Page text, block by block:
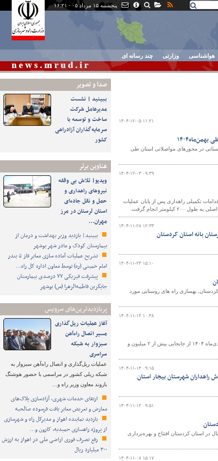
پنجشنبه ۱۵ مرداد ۰۵ - ۱۶:۲۱
هواشناسی وزارتی چند رسانه ای
صدا و تصوير
ببینید | نشست
مدیرعامل شرکت
ساخت و توسعه با
سرمایه‌گذاران آزادراهی
کشور
عناوین برتر
ویدیو| تلاش بی وقفه
نیروهای راهداری و
حمل و نقل جاده‌ای
استان لرستان در مرز
مهران…
ببینید| بازدید وزیر بهداشت و درمان از
بیمارستان کودک و مادر شهر بوشهر
تشریح عملیات آماده سازی معابر فاز ۵ بندر
امام خمینی (ره) توسط معاون اداره کل راه…
پیشرفت فیزیکی ۷۷ درصدی بیمارستان
جایگزین فاطمه‌الزهرا (س) بوشهر
پربازدیدترین‌های سرویس
آغاز عملیات ریل‌گذاری
مسیر اتصال راه‌آهن
سبزوار به شبکه
سراسری
عملیات ریل‌گذاری و اتصال راه‌آهن سبزوار به
شبکه ریلی کشور در مراسمی با حضور هوشنگ
بازوند معاون وزیر راه و…
ارتقای خدمات شهری، آزادسازی پلاک‌های
معارض و تعریض معابر بافت فرسوده صالحیه
بازدید نماینده اهواز و مدیرکل راه و شهرسازی
از پروژه راهسازی حمیدیه، کارون و…
رفع تصرف فوری اراضی ملی در اهواز به ارزش
۳۰۰ میلیارد ریال
۱۴۰۴-۱۲-۰۵ ۱۱:۲۱
کردستان از ثبت بیش از ۲.۴ میلیون تردد بین‌استانی در محورهای مواصلاتی استان طی
۱۴۰۴-۱۲-۰۳ ۰۹:۳۹
تکمیلی راهداری پس از پایان عملیات
انجام گرفت.
۱۴۰۴-۱۱-۲۸ ۱۲:۳۳
بانه استان کردستان
۱۴۰۴-۱۱-۲۳ ۱۵:۱۰
بیش از ۲۵۰۰ میلیارد ریال در۵ شهرستان استان کردستان, بهسازی راه های روستایی مورد
۱۴۰۴-۱۱-۱۴ ۱۰:۴۸
مدیرکل راهداری و حمل و نقل جاده‌ای استان کردستان با تشریح گزارش وضعیت تردد در دی‌ماه ۱۴۰۴ از جابجایی بیش از ۲ میلیون و
۱۴۰۴-۱۱-۱۴ ۰۹:۱۵
شهرستان بیجار استان
۱۴۰۴-۱۱-۱۲ ۰۹:۵۱
۱۰۳ پروژه راهداری با اعتباری معادل ۱۸ هزار و ۴۰۸ میلیارد ریال در استان کردستان افتتاح و بهره‌برداری
۱۴۰۴-۱۱-۰۸ ۱۵:۱۷